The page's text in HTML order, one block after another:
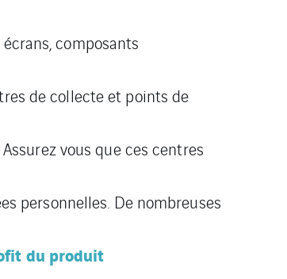
composants
de collecte et points de
vous que ces centres
personnelles. De nombreuses
du produit